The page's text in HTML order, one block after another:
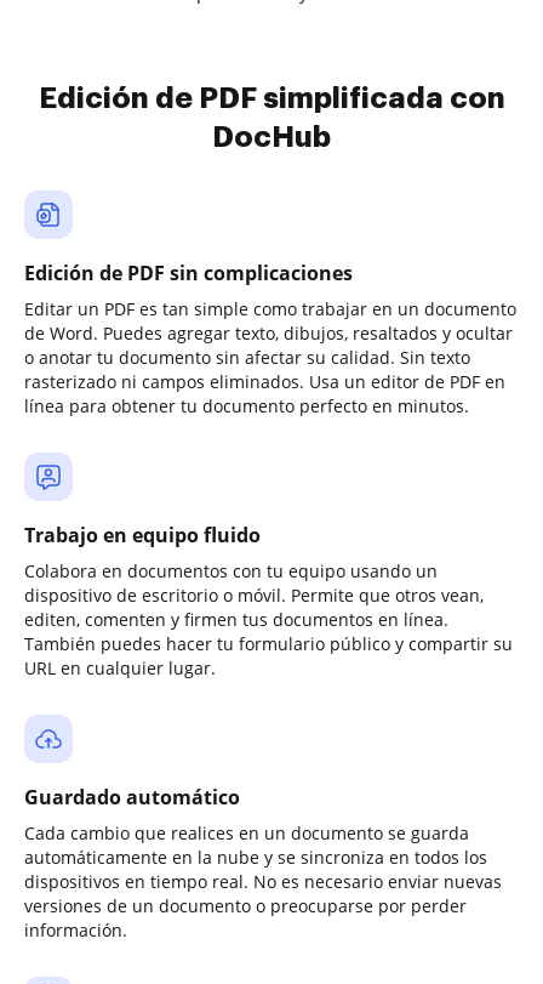
Edición de PDF simplificada con
DocHub
Edición de PDF sin complicaciones
Editar un PDF es tan simple como trabajar en un documento
de Word. Puedes agregar texto, dibujos, resaltados y ocultar
o anotar tu documento sin afectar su calidad. Sin texto
rasterizado ni campos eliminados. Usa un editor de PDF en
línea para obtener tu documento perfecto en minutos.
Trabajo en equipo fluido
Colabora en documentos con tu equipo usando un
dispositivo de escritorio o móvil. Permite que otros vean,
editen, comenten y firmen tus documentos en línea.
También puedes hacer tu formulario público y compartir su
URL en cualquier lugar.
Guardado automático
Cada cambio que realices en un documento se guarda
automáticamente en la nube y se sincroniza en todos los
dispositivos en tiempo real. No es necesario enviar nuevas
versiones de un documento o preocuparse por perder
información.